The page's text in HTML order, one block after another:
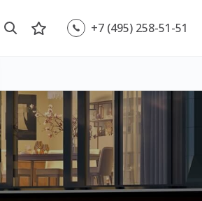
+7 (495) 258-51-51